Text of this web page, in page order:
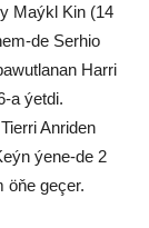
Maýkl Kin (14
de Serhio
Harri
a ýetdi.
Anriden
ýene-de 2
öňe geçer.